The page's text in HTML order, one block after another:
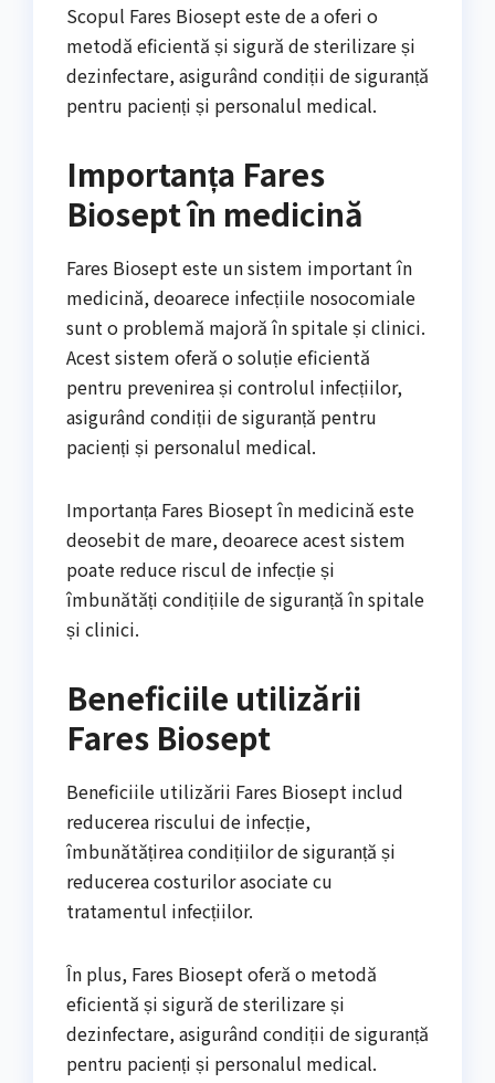
Scopul Fares Biosept este de a oferi o
metodă eficientă și sigură de sterilizare și
dezinfectare, asigurând condiții de siguranță
pentru pacienți și personalul medical.
Importanța Fares
Biosept în medicină
Fares Biosept este un sistem important în
medicină, deoarece infecțiile nosocomiale
sunt o problemă majoră în spitale și clinici.
Acest sistem oferă o soluție eficientă
pentru prevenirea și controlul infecțiilor,
asigurând condiții de siguranță pentru
pacienți și personalul medical.
Importanța Fares Biosept în medicină este
deosebit de mare, deoarece acest sistem
poate reduce riscul de infecție și
îmbunătăți condițiile de siguranță în spitale
și clinici.
Beneficiile utilizării
Fares Biosept
Beneficiile utilizării Fares Biosept includ
reducerea riscului de infecție,
îmbunătățirea condițiilor de siguranță și
reducerea costurilor asociate cu
tratamentul infecțiilor.
În plus, Fares Biosept oferă o metodă
eficientă și sigură de sterilizare și
dezinfectare, asigurând condiții de siguranță
pentru pacienți și personalul medical.